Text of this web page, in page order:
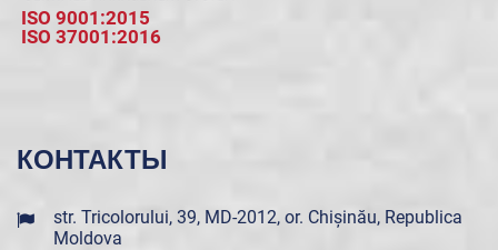
ISO 9001:2015
ISO 37001:2016
КОНТАКТЫ
str. Tricolorului, 39, MD-2012, or. Chișinău, Republica
Moldova